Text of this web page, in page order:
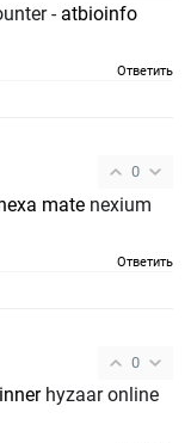
- atbioinfo
Ответить
0
mate
Ответить
0
hyzaar online